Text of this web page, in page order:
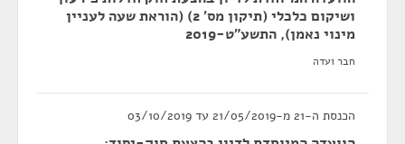
ושיקום כלכלי (תיקון מס' 2) (הוראת שעה לעניין
מינוי נאמן), התשע"ט-2019
חבר ועדה
הכנסת ה-21 מ-21/05/2019 עד 03/10/2019